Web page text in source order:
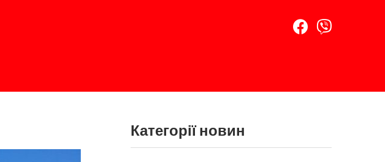
Категорії новин